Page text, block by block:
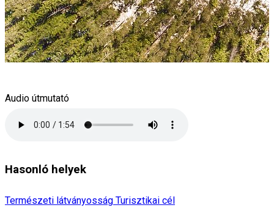
Audio útmutató
Hasonló helyek
Természeti látványosság Turisztikai cél